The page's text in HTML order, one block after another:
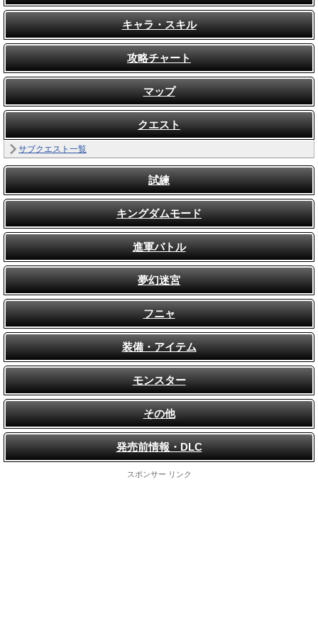
キャラ・スキル
攻略チャート
マップ
クエスト
サブクエスト一覧
試練
キングダムモード
進軍バトル
夢幻迷宮
フニャ
装備・アイテム
モンスター
その他
発売前情報・DLC
スポンサー リンク